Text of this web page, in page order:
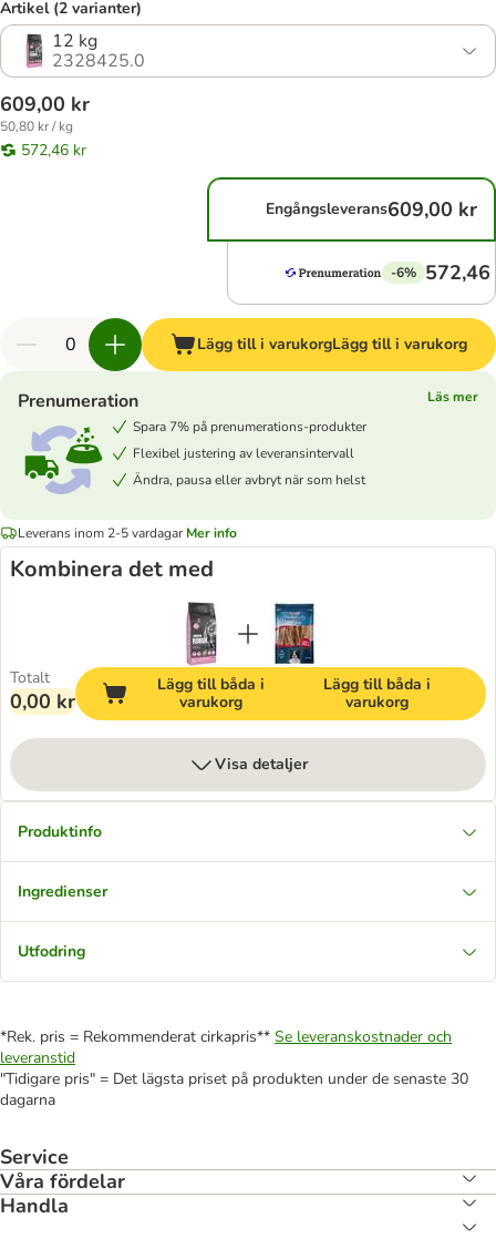
Artikel (2 varianter)
12 kg
2328425.0
609,00 kr
50,80 kr / kg
572,46 kr
Engångsleverans609,00 kr
-6% 572,46
Lägg till i varukorgLägg till i varukorg
Prenumeration
Läs mer
Spara 7% på prenumerations-produkter
Flexibel justering av leveransintervall
Ändra, pausa eller avbryt när som helst
Leverans inom 2-5 vardagar Mer info
Kombinera det med
Totalt
0,00 kr
Lägg till båda i
varukorg
Lägg till båda i
varukorg
Visa detaljer
Produktinfo
Ingredienser
Utfodring
*Rek. pris = Rekommenderat cirkapris** Se leveranskostnader och
leveranstid
"Tidigare pris" = Det lägsta priset på produkten under de senaste 30
dagarna
Service
Våra fördelar
Handla